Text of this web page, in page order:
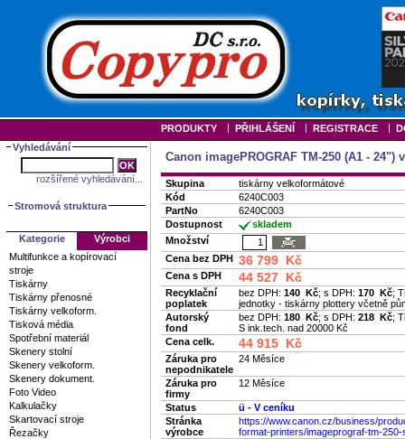
PRODUKTY PŘIHLÁŠENÍ REGISTRACE
Vyhledávání
rozšířené vyhledávání...
Stromová struktura
Kategorie
Výrobci
Multifunkce a kopírovací
stroje
Tiskárny
Tiskárny přenosné
Tiskárny velkoform.
Tisková média
Spotřební materiál
Skenery stolní
Skenery velkoform.
Skenery dokument.
Foto Video
Kalkulačky
Skartovací stroje
Řezačky
Canon imagePROGRAF TM-250 (A1 - 24")
Skupina
tiskárny velkoformátové
Kód
6240C003
PartNo
6240C003
Dostupnost
skladem
Množství
Cena bez DPH 36 799 Kč
Cena s DPH 44 527 Kč
Recyklační
poplatek
bez DPH: 140 Kč; s DPH: 170 Kč;
jednotky - tiskárny plottery včetně
Autorský
fond
bez DPH: 180 Kč; s DPH: 218 Kč;
S ink.tech. nad 20000 Kč
Cena celk.
44 915 Kč
Záruka pro
nepodnikatele
24 Měsíce
Záruka pro
firmy
12 Měsíce
Status ü - V ceníku
Stránka
výrobce
https://www.canon.cz/business/
format-printers/imageprograf-tm-250-